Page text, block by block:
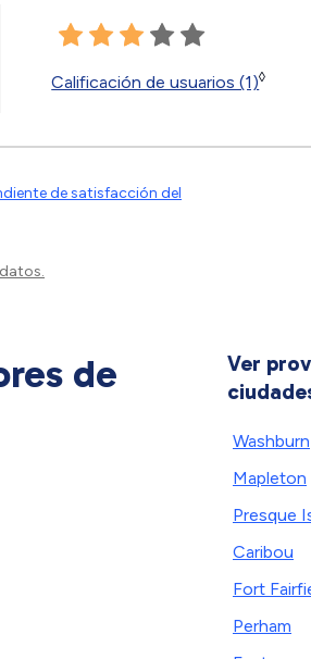
Calificación de usuarios (1)◊
de satisfacción del
de
Ver
Washburn
Mapleton
Presque
Caribou
Fort
Perham